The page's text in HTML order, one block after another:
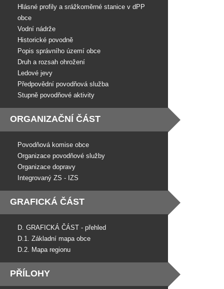
Hlásné profily a srážkoměrné stanice v dPP
obce
Vodní nádrže
Historické povodně
Popis správního území obce
Druh a rozsah ohrožení
Ledové jevy
Předpovědní povodňová služba
Stupně povodňové aktivity
ORGANIZAČNÍ ČÁST
Povodňová komise obce
Organizace povodňové služby
Organizace dopravy
Integrovaný ZS - IZS
GRAFICKÁ ČÁST
D. GRAFICKÁ ČÁST - přehled
D.1. Základní mapa obce
D.2. Mapa regionu
PŘÍLOHY